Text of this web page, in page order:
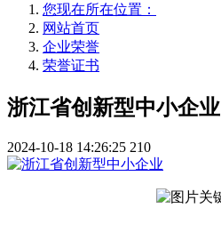
您现在所在位置：
网站首页
企业荣誉
荣誉证书
浙江省创新型中小企业
2024-10-18 14:26:25 210